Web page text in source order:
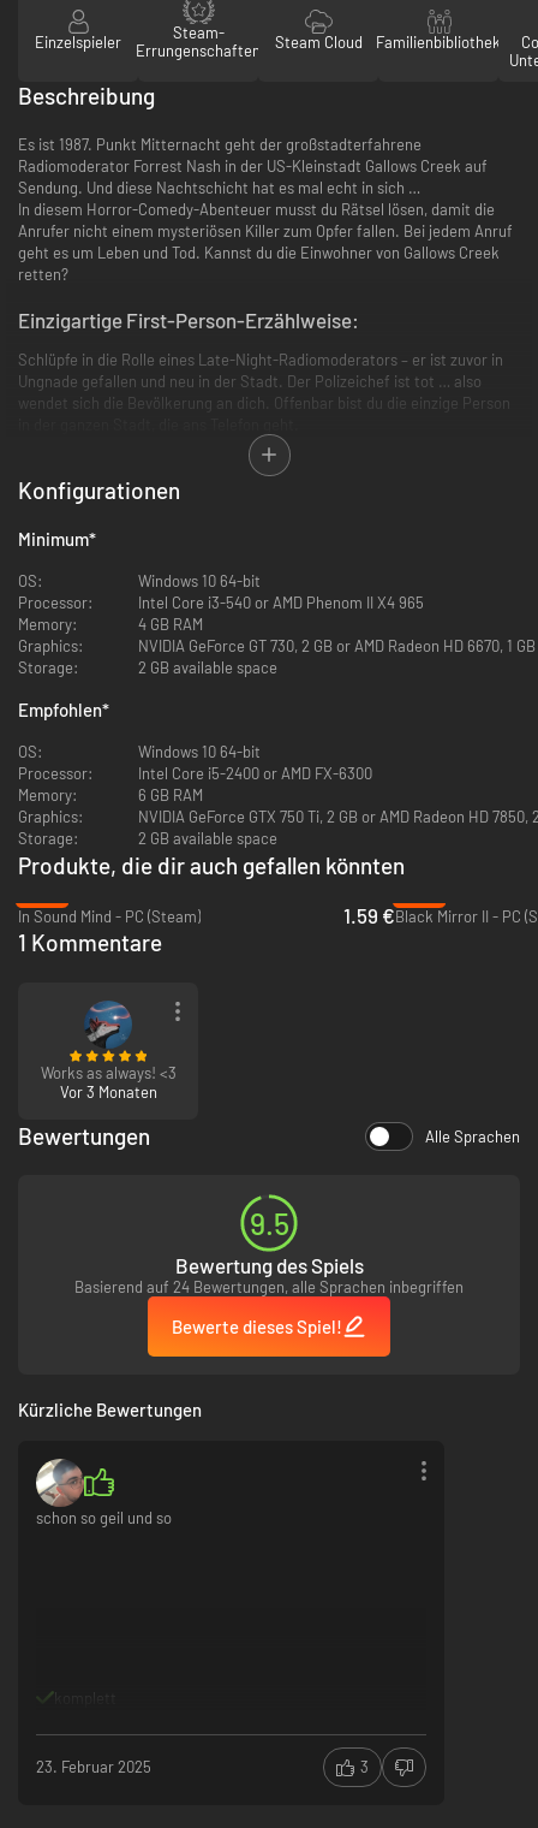
Einzelspieler
Steam-
Errungenschaften
Steam Cloud Familienbibliothek
Beschreibung
Es ist 1987. Punkt Mitternacht geht der großstadterfahrene
Radiomoderator Forrest Nash in der US-Kleinstadt Gallows Creek auf
Sendung. Und diese Nachtschicht hat es mal echt in sich …
In diesem Horror-Comedy-Abenteuer musst du Rätsel lösen, damit die
Anrufer nicht einem mysteriösen Killer zum Opfer fallen. Bei jedem Anruf
geht es um Leben und Tod. Kannst du die Einwohner von Gallows Creek
retten?
Einzigartige First-Person-Erzählweise:
Schlüpfe in die Rolle eines Late-Night-Radiomoderators – er ist zuvor in
Ungnade gefallen und neu in der Stadt. Der Polizeichef ist tot … also
wendet sich die Bevölkerung an dich. Offenbar bist du die einzige Person
exzentrischen Kleinstadtbewohnern, darunter potenzielle Opfer und
Verdächtige. Erkunde deine Umgebung, sammle Hinweise, triff
Entscheidungen, löse knifflige Rätsel und versuche, deinen Anrufern ein
weiteres Aufwachen zu ermöglichen.
Retro-Slasher-Setting:
Wage den Sprung ins Jahr 1987 und in ein von Slasher-Filmen inspiriertes
Objekten aus einer vergangenen Ära, inklusive voll funktionsfähigem
Kassettenrekorder und Plattenspieler. Dank Vollvertonung und einem
echten Killer-Soundtrack mitsamt 80er-infiziertem klassischen Rock und
Konfigurationen
Minimum*
OS:
Windows 10 64-bit
Processor:
Intel Core i3-540 or AMD Phenom II X4 965
Memory:
4 GB RAM
Graphics:
NVIDIA GeForce GT 730, 2 GB or AMD Radeon HD 6670, 1 GB
Storage:
2 GB available space
Empfohlen*
OS:
Windows 10 64-bit
Processor:
Intel Core i5-2400 or AMD FX-6300
Memory:
6 GB RAM
Graphics:
NVIDIA GeForce GTX 750 Ti, 2 GB or AMD Radeon HD 7850,
Storage:
2 GB available space
Produkte, die dir auch gefallen könnten
In Sound Mind - PC (Steam)
1.59 €Black Mirror II - PC
1 Kommentare
Works as always! <3
Vor 3 Monaten
Bewertungen Alle Sprachen
9.5
Bewertung des Spiels
Basierend auf 24 Bewertungen, alle Sprachen inbegriffen
Bewerte dieses Spiel!
Kürzliche Bewertungen
schon so geil und so
23. Februar 2025 3